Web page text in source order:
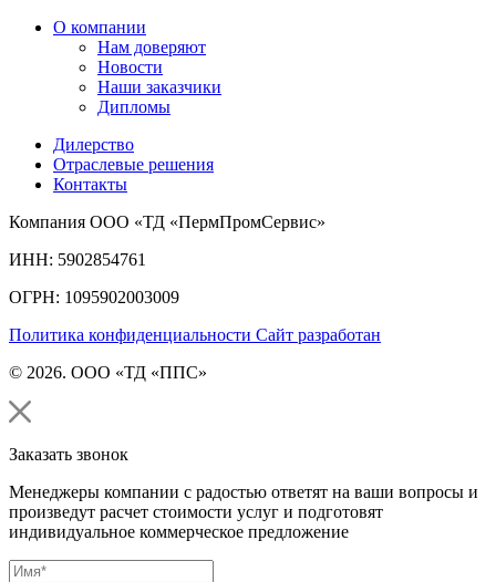
О компании
Нам доверяют
Новости
Наши заказчики
Дипломы
Дилерство
Отраслевые решения
Контакты
Компания ООО «ТД «ПермПромСервис»
ИНН: 5902854761
ОГРН: 1095902003009
Политика конфиденциальности Сайт разработан
© 2026. ООО «ТД «ППС»
Заказать звонок
Менеджеры компании с радостью ответят на ваши вопросы и
произведут расчет стоимости услуг и подготовят
индивидуальное коммерческое предложение